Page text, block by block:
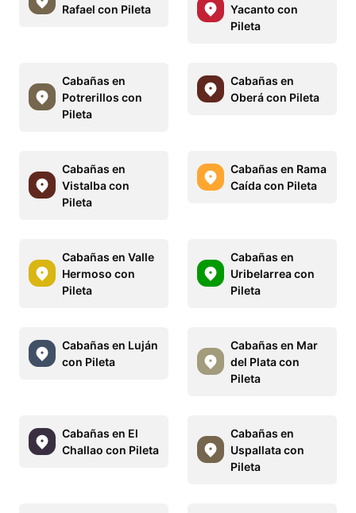
Rafael con Pileta
Yacanto con
Pileta
Cabañas en
Potrerillos con
Pileta
Cabañas en
Oberá con Pileta
Cabañas en
Vistalba con
Pileta
Cabañas en Rama
Caída con Pileta
Cabañas en Valle
Hermoso con
Pileta
Cabañas en
Uribelarrea con
Pileta
Cabañas en Luján
con Pileta
Cabañas en Mar
del Plata con
Pileta
Cabañas en El
Challao con Pileta
Cabañas en
Uspallata con
Pileta